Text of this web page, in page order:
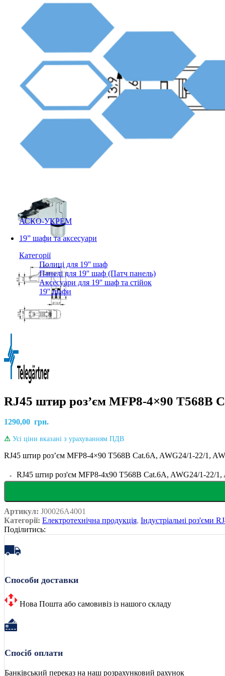
АСКО-УКРЕМ
19” шафи та аксесуари
Категорії
Полиці для 19'' шаф
Панелі для 19'' шаф (Патч панель)
Аксесуари для 19'' шаф та стійок
19'' шафи
RJ45 штир роз’єм MFP8-4×90 T568B
1290,00 грн.
⚠ Усі ціни вказані з урахуванням ПДВ
RJ45 штир роз’єм MFP8-4×90 T568B Cat.6A, AWG24/1-22/1,
RJ45 штир роз'єм MFP8-4x90 T568B Cat.6A, AWG24/1-22/1,
Артикул: J00026A4001
Категорії: Електротехнічна продукція, Індустріальні роз'єми
Поділитись:
Способи доставки
Нова Пошта або самовивіз із нашого складу
Спосіб оплати
Банківський переказ на наш розрахунковий рахунок